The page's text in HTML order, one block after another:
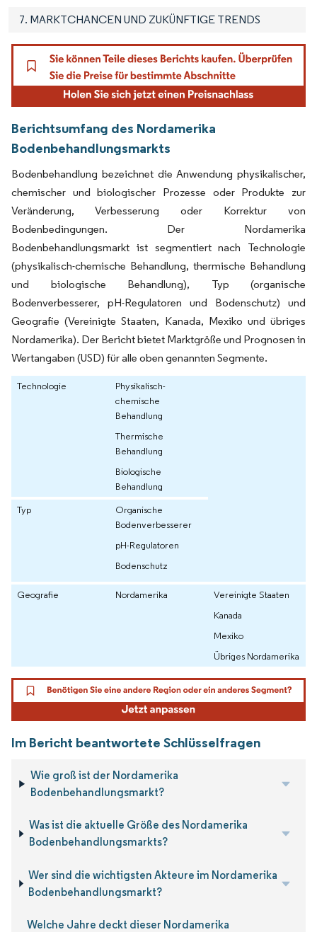
7. MARKTCHANCEN UND ZUKÜNFTIGE TRENDS
Berichtsumfang des Nordamerika
Bodenbehandlungsmarkts
Bodenbehandlung bezeichnet die Anwendung physikalischer,
chemischer und biologischer Prozesse oder Produkte zur
Veränderung, Verbesserung oder Korrektur von
Bodenbedingungen. Der Nordamerika
Bodenbehandlungsmarkt ist segmentiert nach Technologie
(physikalisch-chemische Behandlung, thermische Behandlung
und biologische Behandlung), Typ (organische
Bodenverbesserer, pH-Regulatoren und Bodenschutz) und
Geografie (Vereinigte Staaten, Kanada, Mexiko und übriges
Nordamerika). Der Bericht bietet Marktgröße und Prognosen in
Wertangaben (USD) für alle oben genannten Segmente.
Technologie
Physikalisch-
chemische
Behandlung
Thermische
Behandlung
Biologische
Behandlung
Typ
Organische
Bodenverbesserer
pH-Regulatoren
Bodenschutz
Geografie Nordamerika
Vereinigte Staaten
Kanada
Mexiko
Übriges Nordamerika
Im Bericht beantwortete Schlüsselfragen
Wie groß ist der Nordamerika
Bodenbehandlungsmarkt?
Was ist die aktuelle Größe des Nordamerika
Bodenbehandlungsmarkts?
Wer sind die wichtigsten Akteure im Nordamerika
Bodenbehandlungsmarkt?
Welche Jahre deckt dieser Nordamerika